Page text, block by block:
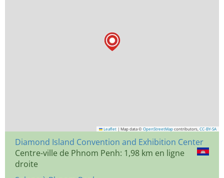
Leaflet | Map data © OpenStreetMap contributors, CC-BY-SA
Diamond Island Convention and Exhibition Center
Centre-ville de Phnom Penh: 1,98 km en ligne
droite